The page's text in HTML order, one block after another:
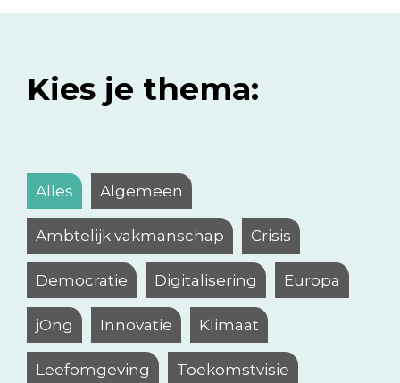
Kies je thema:
Alles Algemeen
Ambtelijk vakmanschap Crisis
Democratie Digitalisering Europa
jOng Innovatie Klimaat
Leefomgeving Toekomstvisie